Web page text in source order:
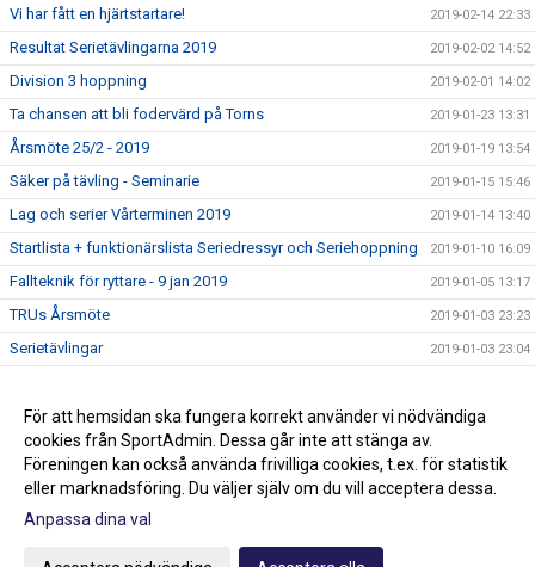
Vi har fått en hjärtstartare! 2019-02-14 22:33
Resultat Serietävlingarna 2019 2019-02-02 14:52
Division 3 hoppning 2019-02-01 14:02
Ta chansen att bli fodervärd på Torns 2019-01-23 13:31
Årsmöte 25/2 - 2019 2019-01-19 13:54
Säker på tävling - Seminarie 2019-01-15 15:46
Lag och serier Vårterminen 2019 2019-01-14 13:40
Startlista + funktionärslista Seriedressyr och Seriehoppning 2019-01-10 16:09
Fallteknik för ryttare - 9 jan 2019 2019-01-05 13:17
TRUs Årsmöte 2019-01-03 23:23
Serietävlingar 2019-01-03 23:04
Ledig stallplats i ponnystallet 2018-12-14 16:43
Klubbmästerskap och Minimästerskap 2018 2018-02-01 13:36
Gå till Webbversion
För att hemsidan ska fungera korrekt använder vi nödvändiga
cookies från SportAdmin. Dessa går inte att stänga av.
Föreningen kan också använda frivilliga cookies, t.ex. för statistik
eller marknadsföring. Du väljer själv om du vill acceptera dessa.
Anpassa dina val